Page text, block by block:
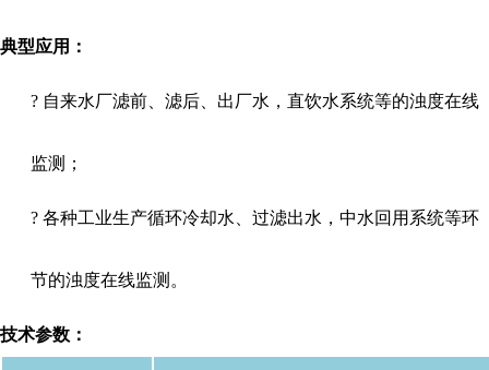
典型应用：
? 自来水厂滤前、滤后、出厂水，直饮水系统等的浊度在线
监测；
? 各种工业生产循环冷却水、过滤出水，中水回用系统等环
节的浊度在线监测。
技术参数：